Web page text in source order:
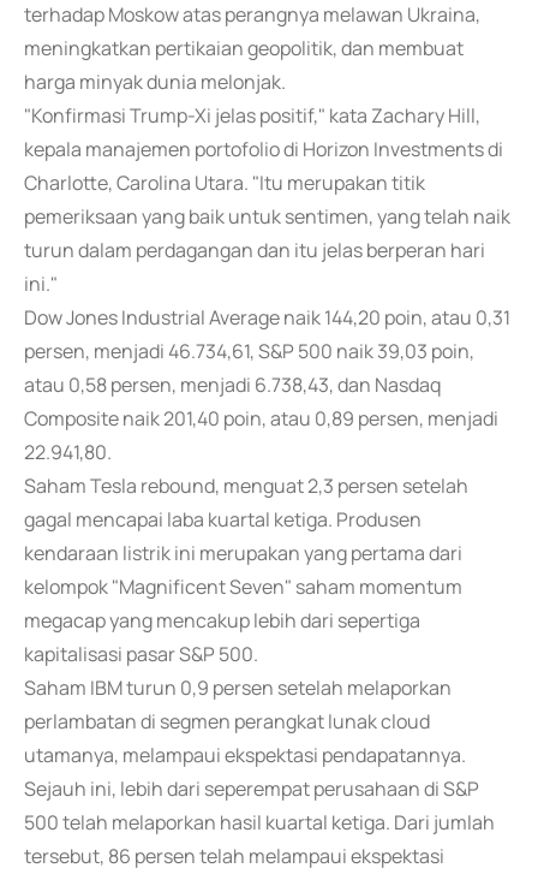
terhadap Moskow atas perangnya melawan Ukraina,
meningkatkan pertikaian geopolitik, dan membuat
harga minyak dunia melonjak.
"Konfirmasi Trump-Xi jelas positif," kata Zachary Hill,
kepala manajemen portofolio di Horizon Investments di
Charlotte, Carolina Utara. "Itu merupakan titik
pemeriksaan yang baik untuk sentimen, yang telah naik
turun dalam perdagangan dan itu jelas berperan hari
ini."
Dow Jones Industrial Average naik 144,20 poin, atau 0,31
persen, menjadi 46.734,61, S&P 500 naik 39,03 poin,
atau 0,58 persen, menjadi 6.738,43, dan Nasdaq
Composite naik 201,40 poin, atau 0,89 persen, menjadi
22.941,80.
Saham Tesla rebound, menguat 2,3 persen setelah
gagal mencapai laba kuartal ketiga. Produsen
kendaraan listrik ini merupakan yang pertama dari
kelompok "Magnificent Seven" saham momentum
megacap yang mencakup lebih dari sepertiga
kapitalisasi pasar S&P 500.
Saham IBM turun 0,9 persen setelah melaporkan
perlambatan di segmen perangkat lunak cloud
utamanya, melampaui ekspektasi pendapatannya.
Sejauh ini, lebih dari seperempat perusahaan di S&P
500 telah melaporkan hasil kuartal ketiga. Dari jumlah
tersebut, 86 persen telah melampaui ekspektasi